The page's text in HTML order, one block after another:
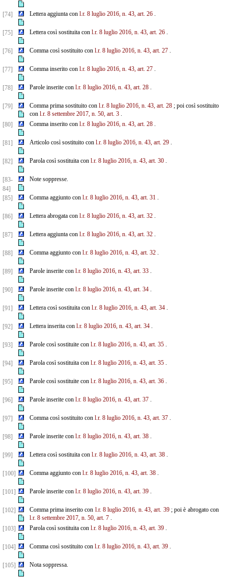
[74] Lettera aggiunta con l.r. 8 luglio 2016, n. 43, art. 26.
[75] Lettera così sostituita con l.r. 8 luglio 2016, n. 43, art. 26.
[76] Comma così sostituito con l.r. 8 luglio 2016, n. 43, art. 27.
[77] Comma inserito con l.r. 8 luglio 2016, n. 43, art. 27.
[78] Parole inserite con l.r. 8 luglio 2016, n. 43, art. 28.
[79] Comma prima sostituito con l.r. 8 luglio 2016, n. 43, art. 28; poi così sostituito
con l.r. 8 settembre 2017, n. 50, art. 3.
[80]
Comma inserito con l.r. 8 luglio 2016, n. 43, art. 28.
[81] Articolo così sostituito con l.r. 8 luglio 2016, n. 43, art. 29.
[82] Parola così sostituita con l.r. 8 luglio 2016, n. 43, art. 30.
[83-
84]
Note soppresse.
[85] Comma aggiunto con l.r. 8 luglio 2016, n. 43, art. 31.
[86] Lettera abrogata con l.r. 8 luglio 2016, n. 43, art. 32.
[87] Lettera aggiunta con l.r. 8 luglio 2016, n. 43, art. 32.
[88] Comma aggiunto con l.r. 8 luglio 2016, n. 43, art. 32.
[89] Parole inserite con l.r. 8 luglio 2016, n. 43, art. 33.
[90] Parole inserite con l.r. 8 luglio 2016, n. 43, art. 34.
[91] Lettera così sostituita con l.r. 8 luglio 2016, n. 43, art. 34.
[92] Lettera inserita con l.r. 8 luglio 2016, n. 43, art. 34.
[93] Parole così sostituite con l.r. 8 luglio 2016, n. 43, art. 35.
[94] Parola così sostituita con l.r. 8 luglio 2016, n. 43, art. 35.
[95] Parole così sostituite con l.r. 8 luglio 2016, n. 43, art. 36.
[96] Parole inserite con l.r. 8 luglio 2016, n. 43, art. 37.
[97] Comma così sostituito con l.r. 8 luglio 2016, n. 43, art. 37.
[98] Parole inserite con l.r. 8 luglio 2016, n. 43, art. 38.
[99] Lettera così sostituita con l.r. 8 luglio 2016, n. 43, art. 38.
[100] Comma aggiunto con l.r. 8 luglio 2016, n. 43, art. 38.
[101] Parole inserite con l.r. 8 luglio 2016, n. 43, art. 39.
[102] Comma prima inserito con l.r. 8 luglio 2016, n. 43, art. 39; poi è abrogato con
l.r. 8 settembre 2017, n. 50, art. 7.
[103]
Parola così sostituita con l.r. 8 luglio 2016, n. 43, art. 39.
[104] Comma così sostituito con l.r. 8 luglio 2016, n. 43, art. 39.
[105] Nota soppressa.